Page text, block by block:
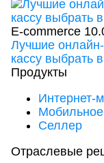
E-commerce
Лучшие
кассу выбрать
Продукты
Интернет-
Селлер
Отраслевые